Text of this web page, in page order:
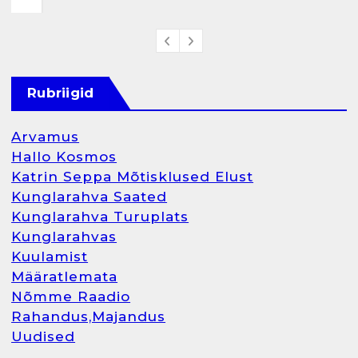
Rubriigid
Arvamus
Hallo Kosmos
Katrin Seppa Mõtisklused Elust
Kunglarahva Saated
Kunglarahva Turuplats
Kunglarahvas
Kuulamist
Määratlemata
Nõmme Raadio
Rahandus,Majandus
Uudised